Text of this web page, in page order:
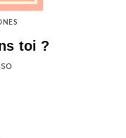
toi ?